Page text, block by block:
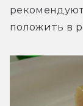
положить в